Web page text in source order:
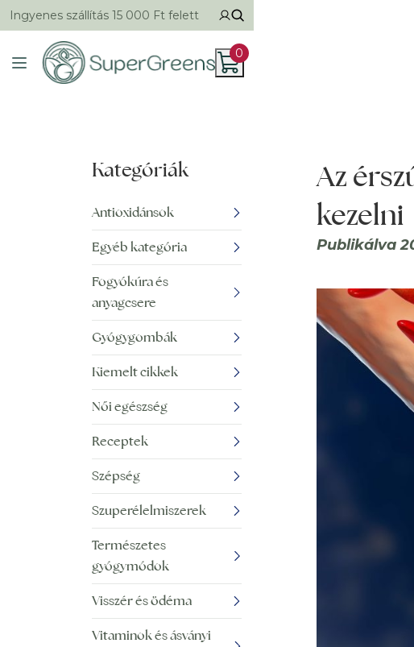
Ingyenes szállítás 15 000 Ft felett
0
Az
kezelni
Publikálva
Kategóriák
Antioxidánsok
Egyéb kategória
Fogyókúra és
anyagcsere
Gyógygombák
Kiemelt cikkek
Női egészség
Receptek
Szépség
Szuperélelmiszerek
Természetes
gyógymódok
Visszér és ödéma
Vitaminok és ásványi